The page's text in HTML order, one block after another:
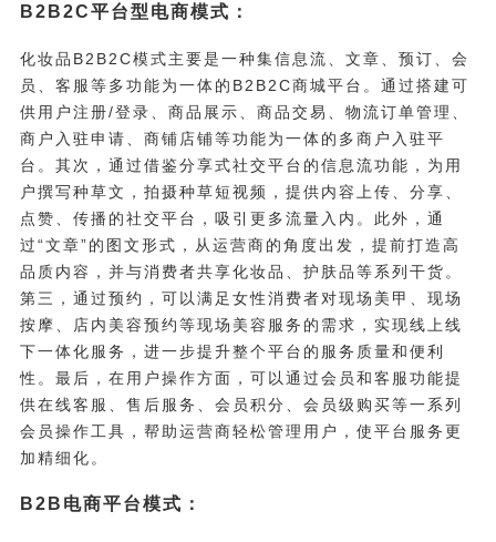
B2B2C平台型电商模式：
化妆品B2B2C模式主要是一种集信息流、文章、预订、会
员、客服等多功能为一体的B2B2C商城平台。通过搭建可
供用户注册/登录、商品展示、商品交易、物流订单管理、
商户入驻申请、商铺店铺等功能为一体的多商户入驻平
台。其次，通过借鉴分享式社交平台的信息流功能，为用
户撰写种草文，拍摄种草短视频，提供内容上传、分享、
点赞、传播的社交平台，吸引更多流量入内。此外，通
过“文章”的图文形式，从运营商的角度出发，提前打造高
品质内容，并与消费者共享化妆品、护肤品等系列干货。
第三，通过预约，可以满足女性消费者对现场美甲、现场
按摩、店内美容预约等现场美容服务的需求，实现线上线
下一体化服务，进一步提升整个平台的服务质量和便利
性。最后，在用户操作方面，可以通过会员和客服功能提
供在线客服、售后服务、会员积分、会员级购买等一系列
会员操作工具，帮助运营商轻松管理用户，使平台服务更
加精细化。
B2B电商平台模式：